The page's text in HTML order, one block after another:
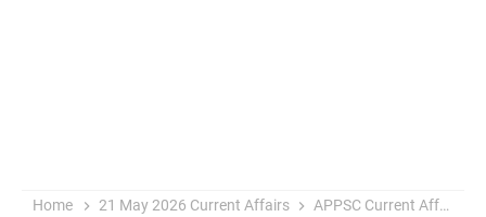
Home 21 May 2026 Current Affairs APPSC Current Affairs